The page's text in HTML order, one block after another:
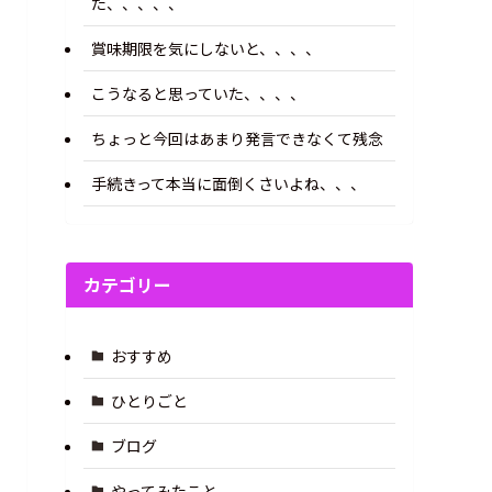
賞味期限を気にしないと、、、、
こうなると思っていた、、、、
ちょっと今回はあまり発言できなくて残念
手続きって本当に面倒くさいよね、、、
カテゴリー
おすすめ
ひとりごと
ブログ